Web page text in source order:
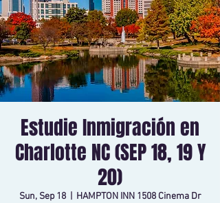
Estudie Inmigración en
Charlotte NC (SEP 18, 19 Y
20)
Sun, Sep 18
  |
HAMPTON INN 1508 Cinema Dr